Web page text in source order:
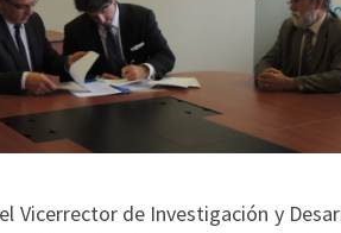
Vicerrector de Investigación y